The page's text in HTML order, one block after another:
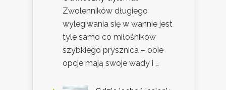
Zwolenników długiego
wylegiwania się w wannie jest
tyle samo co miłośników
szybkiego prysznica – obie
opcje mają swoje wady i …